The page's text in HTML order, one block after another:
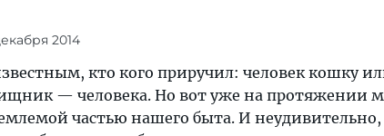
2014
кто кого приручил: человек кошку
— человека. Но вот уже на протяжении
частью нашего быта. И неудивительно,